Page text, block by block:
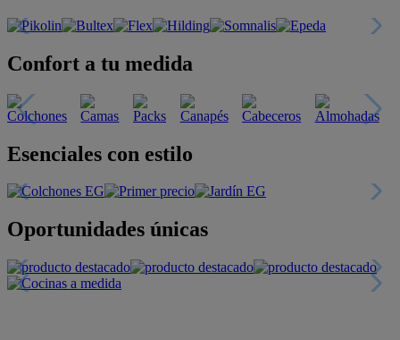
Confort a tu medida
Esenciales con estilo
Oportunidades únicas